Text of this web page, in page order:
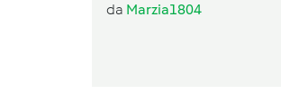
da Marzia1804